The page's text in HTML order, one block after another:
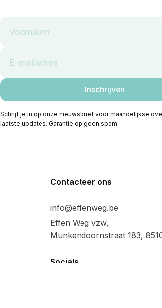
Schrijf je in op onze nieuwsbrief voor maandelijkse
laatste updates. Garantie op geen spam.
Contacteer ons
info@effenweg.be
Effen Weg vzw,
Munkendoornstraat 183,
Socials